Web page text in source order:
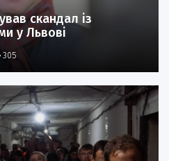
скандал із
у Львові
305